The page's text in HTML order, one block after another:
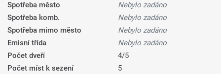
Spotřeba město
Nebylo zadáno
Spotřeba komb.
Nebylo zadáno
Spotřeba mimo město
Nebylo zadáno
Emisní třída
Nebylo zadáno
Počet dveří
4/5
Počet míst k sezení
5